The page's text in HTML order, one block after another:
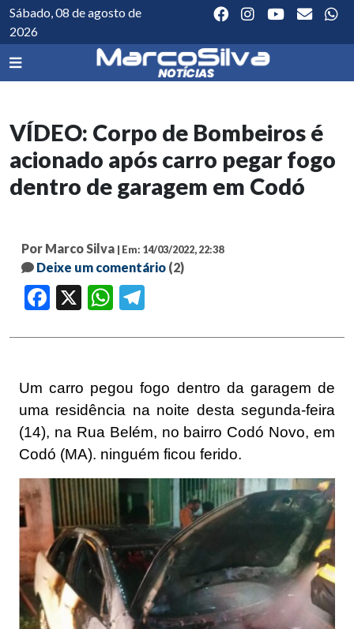
Sábado, 08 de agosto de
2026
VÍDEO: Corpo de Bombeiros é
acionado após carro pegar fogo
dentro de garagem em Codó
Por Marco Silva | Em: 14/03/2022, 22:38
Deixe um comentário (2)
Facebook WhatsApp
Um carro pegou fogo dentro da garagem de
uma residência na noite desta segunda-feira
(14), na Rua Belém, no bairro Codó Novo, em
Codó (MA). ninguém ficou ferido.